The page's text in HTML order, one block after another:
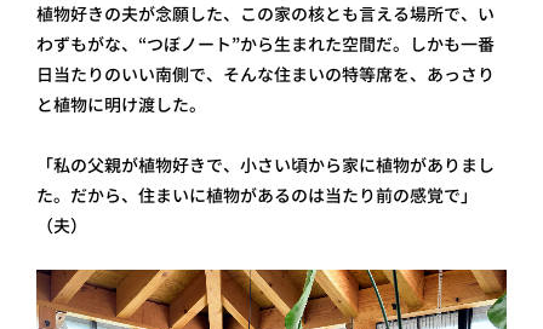
植物好きの夫が念願した、この家の核とも言える場所で、い
わずもがな、“つぼノート”から生まれた空間だ。しかも一番
日当たりのいい南側で、そんな住まいの特等席を、あっさり
と植物に明け渡した。
「私の父親が植物好きで、小さい頃から家に植物がありまし
た。だから、住まいに植物があるのは当たり前の感覚で」
（夫 ）